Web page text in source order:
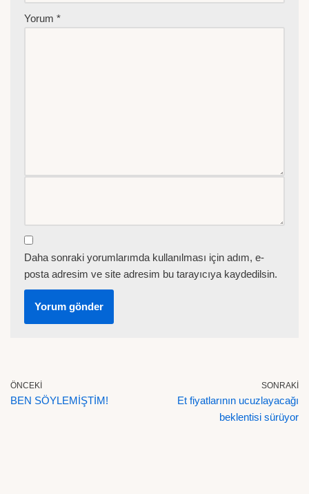
Yorum *
Daha sonraki yorumlarımda kullanılması için adım, e-
posta adresim ve site adresim bu tarayıcıya kaydedilsin.
ÖNCEKI
BEN SÖYLEMİŞTİM!
SONRAKI
Et fiyatlarının ucuzlayacağı
beklentisi sürüyor